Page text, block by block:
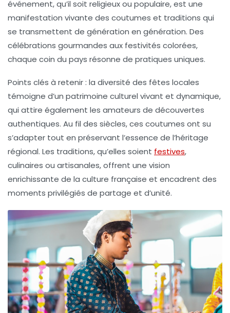
événement, qu’il soit religieux ou populaire, est une
manifestation vivante des coutumes et traditions qui
se transmettent de génération en génération. Des
célébrations gourmandes aux festivités colorées,
chaque coin du pays résonne de pratiques uniques.
Points clés à retenir : la diversité des fêtes locales
témoigne d’un patrimoine culturel vivant et dynamique,
qui attire également les amateurs de découvertes
authentiques. Au fil des siècles, ces coutumes ont su
s’adapter tout en préservant l’essence de l’héritage
régional. Les traditions, qu’elles soient festives,
culinaires ou artisanales, offrent une vision
enrichissante de la culture française et encadrent des
moments privilégiés de partage et d’unité.